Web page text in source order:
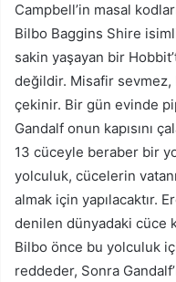
Campbell’in masal
Bilbo Baggins Shire
sakin yaşayan bir
değildir. Misafir sevmez,
çekinir. Bir gün evinde
Gandalf onun kapısını
13 cüceyle beraber bir
yolculuk, cücelerin
almak için yapılacaktır.
denilen dünyadaki cüce
Bilbo önce bu yolculuk
reddeder, Sonra